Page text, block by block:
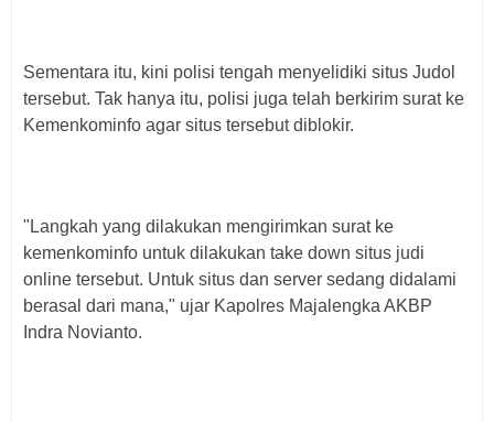
Sementara itu, kini polisi tengah menyelidiki situs Judol
tersebut. Tak hanya itu, polisi juga telah berkirim surat ke
Kemenkominfo agar situs tersebut diblokir.
"Langkah yang dilakukan mengirimkan surat ke
kemenkominfo untuk dilakukan take down situs judi
online tersebut. Untuk situs dan server sedang didalami
berasal dari mana," ujar Kapolres Majalengka AKBP
Indra Novianto.